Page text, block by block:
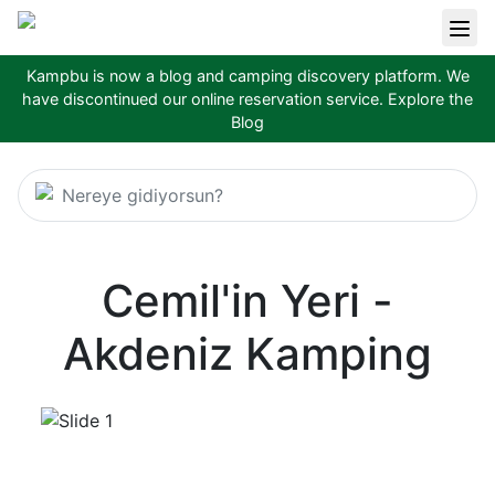
Kampbu is now a blog and camping discovery platform. We
have discontinued our online reservation service. Explore the
Blog
Nereye gidiyorsun?
Cemil'in Yeri -
Akdeniz Kamping